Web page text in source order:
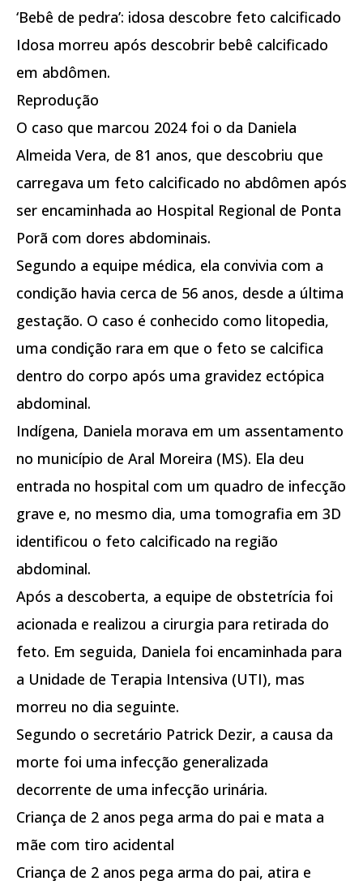
‘Bebê de pedra’: idosa descobre feto calcificado
Idosa morreu após descobrir bebê calcificado
em abdômen.
Reprodução
O caso que marcou 2024 foi o da Daniela
Almeida Vera, de 81 anos, que descobriu que
carregava um feto calcificado no abdômen após
ser encaminhada ao Hospital Regional de Ponta
Porã com dores abdominais.
Segundo a equipe médica, ela convivia com a
condição havia cerca de 56 anos, desde a última
gestação. O caso é conhecido como litopedia,
uma condição rara em que o feto se calcifica
dentro do corpo após uma gravidez ectópica
abdominal.
Indígena, Daniela morava em um assentamento
no município de Aral Moreira (MS). Ela deu
entrada no hospital com um quadro de infecção
grave e, no mesmo dia, uma tomografia em 3D
identificou o feto calcificado na região
abdominal.
Após a descoberta, a equipe de obstetrícia foi
acionada e realizou a cirurgia para retirada do
feto. Em seguida, Daniela foi encaminhada para
a Unidade de Terapia Intensiva (UTI), mas
morreu no dia seguinte.
Segundo o secretário Patrick Dezir, a causa da
morte foi uma infecção generalizada
decorrente de uma infecção urinária.
Criança de 2 anos pega arma do pai e mata a
mãe com tiro acidental
Criança de 2 anos pega arma do pai, atira e